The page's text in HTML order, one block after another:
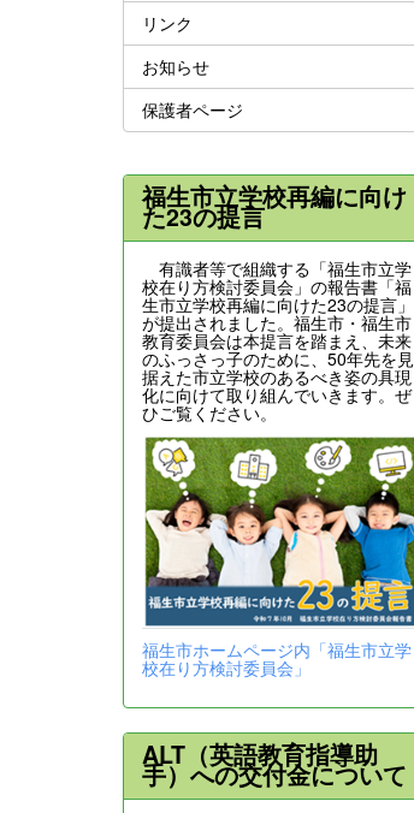
リンク
お知らせ
保護者ページ
福生市立学校再編に向け
た23の提言
有識者等で組織する「福生市立学
校在り方検討委員会」の報告書「福
生市立学校再編に向けた23の提言」
が提出されました。福生市・福生市
教育委員会は本提言を踏まえ、未来
のふっさっ子のために、50年先を見
据えた市立学校のあるべき姿の具現
化に向けて取り組んでいきます。ぜ
ひご覧ください。
福生市ホームページ内「福生市立学
校在り方検討委員会」
ALT（英語教育指導助
手）への交付金について